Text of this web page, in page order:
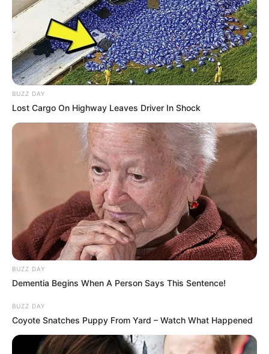
BUZZ DAY
Lost Cargo On Highway Leaves Driver In Shock
BUZZ DAY
Dementia Begins When A Person Says This Sentence!
BUZZ DAY
Coyote Snatches Puppy From Yard – Watch What Happened